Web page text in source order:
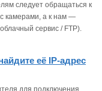
следует обращаться к
камерами, а к нам —
сервис / FTP).
её IP-адрес
для подключения